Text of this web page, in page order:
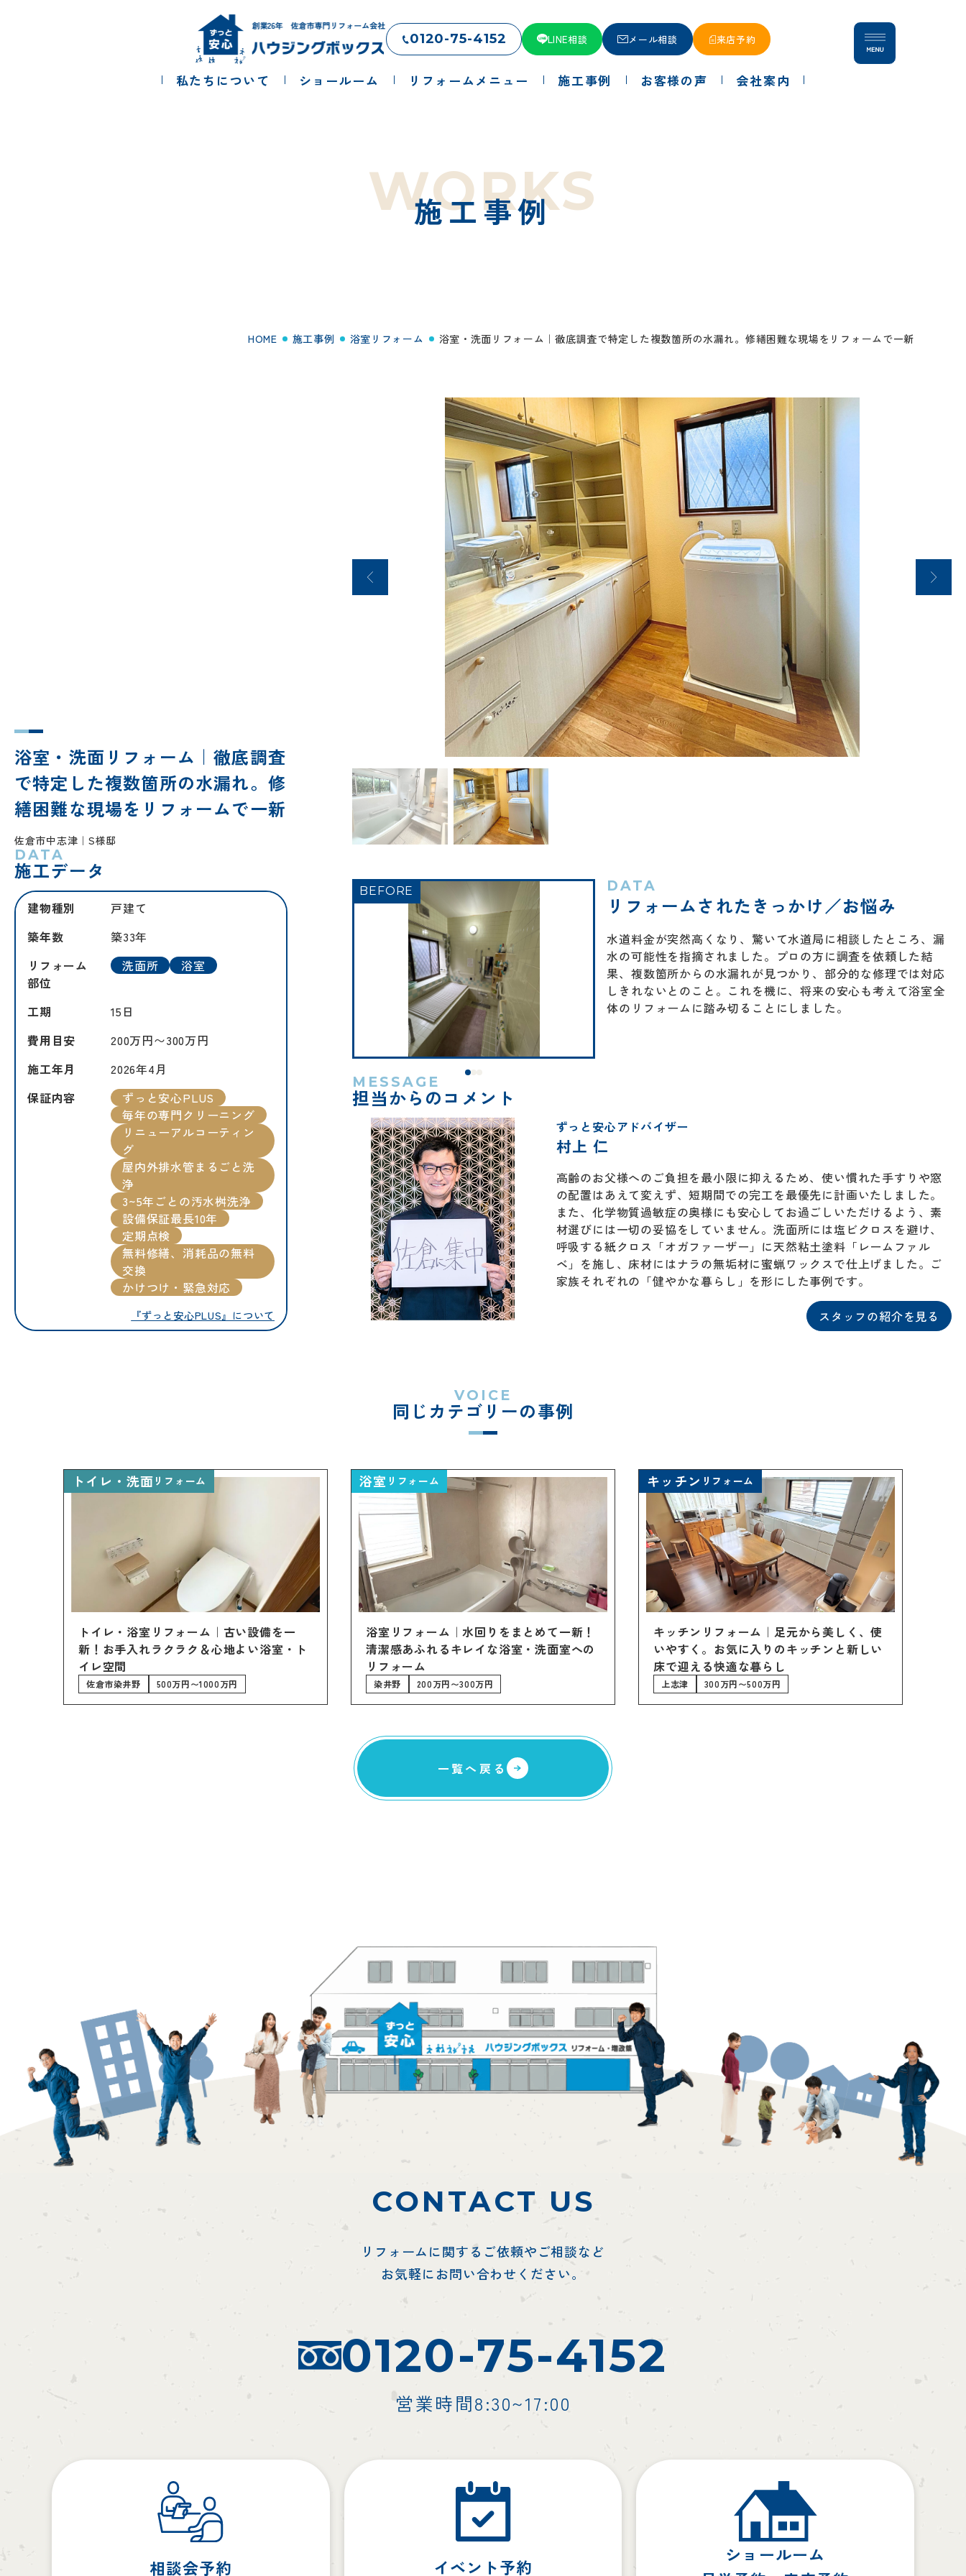
0120-75-4152 LINE相談 メール相談 来店予約
洗面化粧台
LDK リフォーム
増改築・減築・リノベーション
修繕・小工事
イベント情報
施工事例
お客様の声
社長ブログ
『ずっと安心』通信
コラム
アフターフォロー
について
会社概要
スタッフ紹介
メールで相談
イベント予約
0120-75-4152
プライバシーポリシーサイトマップ
私たちについて ショールーム リフォームメニュー 施工事例 お客様の声 会社案内
施工事例
WORKS
HOME 施工事例 浴室リフォーム 浴室・洗面リフォーム｜徹底調査で特定した複数箇所の水漏れ。修繕困難な現場をリフォームで一新
浴室・洗面リフォーム｜徹底調査
で特定した複数箇所の水漏れ。修
繕困難な現場をリフォームで一新
佐倉市中志津 S様邸
施工データ
DATA
建物種別
戸建て
築年数
築33年
リフォーム
部位
洗面所 浴室
工期
15日
費用目安
200万円〜300万円
施工年月
2026年4月
保証内容
ずっと安心PLUS
毎年の専門クリーニング
リニューアルコーティン
グ
屋内外排水管まるごと洗
浄
3~5年ごとの汚水桝洗浄
設備保証最長10年
定期点検
無料修繕、消耗品の無料
交換
かけつけ・緊急対応
『ずっと安心PLUS』について
リフォームされたきっかけ／お悩み
DATA
水道料金が突然高くなり、驚いて水道局に相談したところ、漏
水の可能性を指摘されました。プロの方に調査を依頼した結
果、複数箇所からの水漏れが見つかり、部分的な修理では対応
しきれないとのこと。これを機に、将来の安心も考えて浴室全
体のリフォームに踏み切ることにしました。
担当からのコメント
MESSAGE
ずっと安心アドバイザー
村上 仁
高齢のお父様へのご負担を最小限に抑えるため、使い慣れた手すりや窓
の配置はあえて変えず、短期間での完工を最優先に計画いたしました。
また、化学物質過敏症の奥様にも安心してお過ごしいただけるよう、素
材選びには一切の妥協をしていません。洗面所には塩ビクロスを避け、
呼吸する紙クロス「オガファーザー」に天然粘土塗料「レームファル
ベ」を施し、床材にはナラの無垢材に蜜蝋ワックスで仕上げました。ご
家族それぞれの「健やかな暮らし」を形にした事例です。
スタッフの紹介を見る
同じカテゴリーの事例
VOICE
トイレ・洗面 リフォーム
トイレ・浴室リフォーム｜古い設備を一
新！お手入れラクラク＆心地よい浴室・ト
イレ空間
佐倉市染井野 500万円〜1000万円
浴室 リフォーム
浴室リフォーム｜水回りをまとめて一新！
清潔感あふれるキレイな浴室・洗面室への
リフォーム
染井野 200万円〜300万円
キッチン リフォーム
キッチンリフォーム｜足元から美しく、使
いやすく。お気に入りのキッチンと新しい
床で迎える快適な暮らし
上志津 300万円〜500万円
一覧へ戻る
CONTACT US
リフォームに関するご依頼やご相談など
お気軽にお問い合わせください。
0120-75-4152
営業時間8:30~17:00
相談会予約 イベント予約
ショールーム